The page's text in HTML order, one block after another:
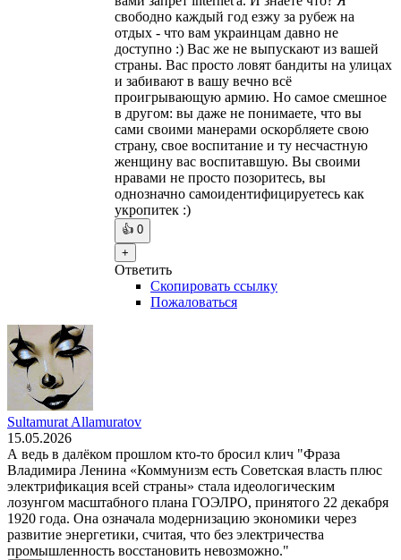
свободно каждый год езжу за рубеж на
отдых - что вам украинцам давно не
доступно :) Вас же не выпускают из вашей
страны. Вас просто ловят бандиты на улицах
и забивают в вашу вечно всё
проигрывающую армию. Но самое смешное
в другом: вы даже не понимаете, что вы
сами своими манерами оскорбляете свою
страну, свое воспитание и ту несчастную
женщину вас воспитавшую. Вы своими
нравами не просто позоритесь, вы
однозначно самоидентифицируетесь как
укропитек :)
👍 0
+
Ответить
Скопировать ссылку
Пожаловаться
Sultamurat Allamuratov
15.05.2026
А ведь в далёком прошлом кто-то бросил клич "Фраза
Владимира Ленина «Коммунизм есть Советская власть плюс
электрификация всей страны» стала идеологическим
лозунгом масштабного плана ГОЭЛРО, принятого 22 декабря
1920 года. Она означала модернизацию экономики через
развитие энергетики, считая, что без электричества
промышленность восстановить невозможно."